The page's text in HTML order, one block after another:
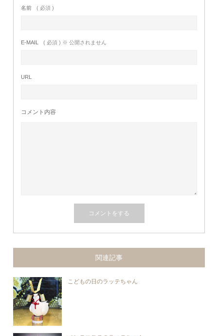
名前 ( 必須 )
E-MAIL ( 必須 ) ※ 公開されません
URL
コメント内容
関連記事
こどもの日のラッテちゃん